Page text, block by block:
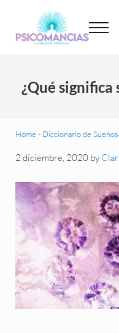
Psicomancias
Menu
¿Qué
Home - Diccionario de Sueños
2 diciembre, 2020 by